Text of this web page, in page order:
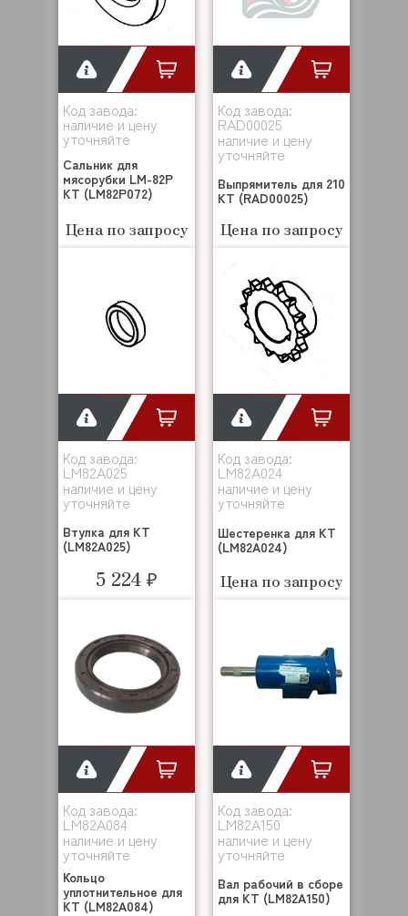
Код завода:
наличие и цену
уточняйте
Сальник для
мясорубки LM-82P
KT (LM82P072)
Цена по запросу
Код завода:
RAD00025
наличие и цену
уточняйте
Выпрямитель для 210
KT (RAD00025)
Цена по запросу
Код завода:
LM82A025
наличие и цену
уточняйте
Втулка для KT
(LM82A025)
5 224 ₽
Код завода:
LM82A024
наличие и цену
уточняйте
Шестеренка для KT
(LM82A024)
Цена по запросу
Код завода:
LM82A084
наличие и цену
уточняйте
Кольцо
уплотнительное для
KT (LM82A084)
Код завода:
LM82A150
наличие и цену
уточняйте
Вал рабочий в сборе
для KT (LM82A150)